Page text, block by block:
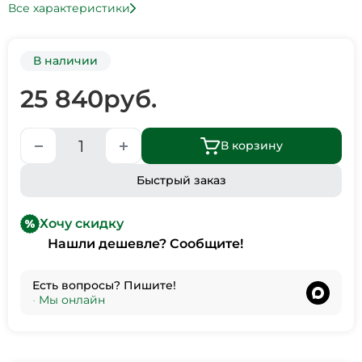
Все характеристики
В наличии
25 840руб.
В корзину
Быстрый заказ
Хочу скидку
Нашли дешевле? Сообщите!
Есть вопросы? Пишите!
• Мы онлайн